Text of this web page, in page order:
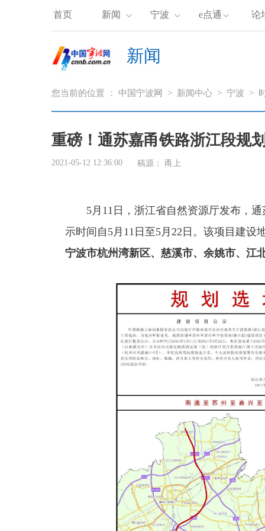
首页 新闻 宁波 e点通 论
新闻
您当前的位置 ： 中国宁波网 > 新闻中心 > 宁波 >
重磅！通苏嘉甬铁路浙江段规
2021-05-12 12:36:00 稿源： 甬上
5月11日，浙江省自然资源厅发布，通
示时间自5月11日至5月22日。该项目建
宁波市杭州湾新区、慈溪市、余姚市、江